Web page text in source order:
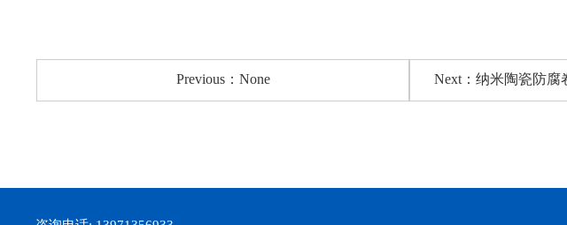
Previous：None Next：纳米陶瓷防腐